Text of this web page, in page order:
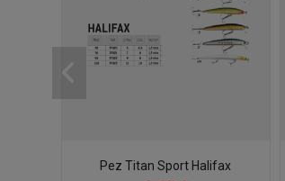
Pez Titan Sport Halifax